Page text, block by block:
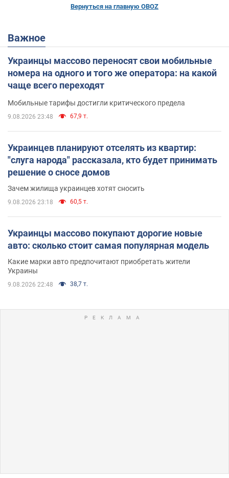
Вернуться на главную OBOZ
Важное
Украинцы массово переносят свои мобильные
номера на одного и того же оператора: на какой
чаще всего переходят
Мобильные тарифы достигли критического предела
9.08.2026 23:48 67,9 т.
Украинцев планируют отселять из квартир:
"слуга народа" рассказала, кто будет принимать
решение о сносе домов
Зачем жилища украинцев хотят сносить
9.08.2026 23:18 60,5 т.
Украинцы массово покупают дорогие новые
авто: сколько стоит самая популярная модель
Какие марки авто предпочитают приобретать жители
Украины
9.08.2026 22:48 38,7 т.